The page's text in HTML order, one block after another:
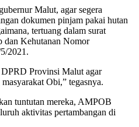
Malut, agar segera
dokumen pinjam pakai hutan
tertuang dalam surat
dan Kehutanan Nomor
2021.
Provinsi Malut agar
Obi,” tegasnya.
tuntutan mereka, AMPOB
aktivitas pertambangan di